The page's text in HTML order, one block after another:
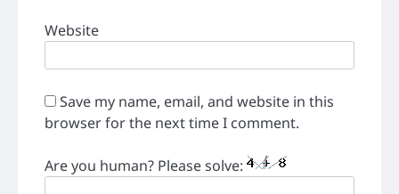
Website
Save my name, email, and website in this
browser for the next time I comment.
Are you human? Please solve: